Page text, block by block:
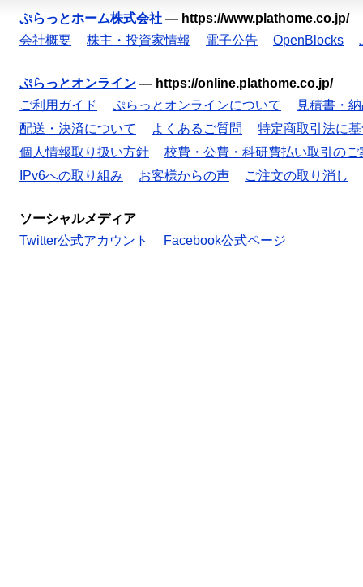
ぷらっとホーム株式会社 — https://www.plathome.co.jp/
会社概要
株主・投資家情報 電子公告 OpenBlocks
ぷらっとオンライン — https://online.plathome.co.jp/
ご利用ガイド
ぷらっとオンラインについて
見積書・
配送・決済について
よくあるご質問
特定商取引法に
個人情報取り扱い方針
校費・公費・科研費払い取引のご
IPv6への取り組み
お客様からの声 ご注文の取り消し
ソーシャルメディア
Twitter公式アカウント
Facebook公式ページ